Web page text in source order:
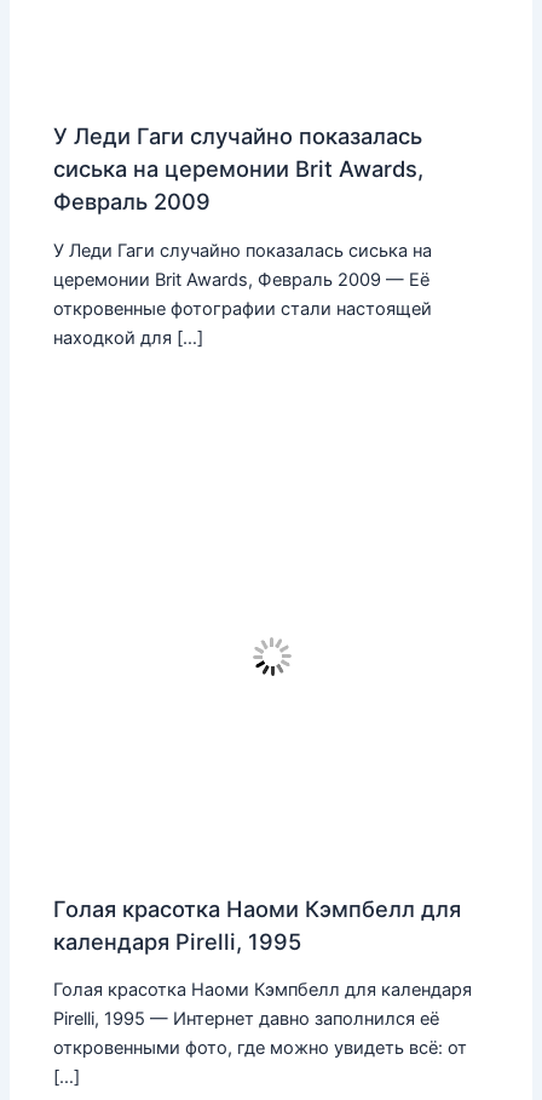
У Леди Гаги случайно показалась
сиська на церемонии Brit Awards,
Февраль 2009
У Леди Гаги случайно показалась сиська на
церемонии Brit Awards, Февраль 2009 — Её
откровенные фотографии стали настоящей
находкой для […]
Голая красотка Наоми Кэмпбелл для
календаря Pirelli, 1995
Голая красотка Наоми Кэмпбелл для календаря
Pirelli, 1995 — Интернет давно заполнился её
откровенными фото, где можно увидеть всё: от
[…]